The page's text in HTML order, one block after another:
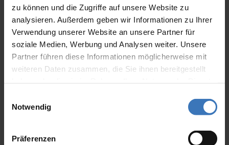
zu können und die Zugriffe auf unsere Website zu
analysieren. Außerdem geben wir Informationen zu Ihrer
Verwendung unserer Website an unsere Partner für
soziale Medien, Werbung und Analysen weiter. Unsere
Partner führen diese Informationen möglicherweise mit
weiteren Daten zusammen, die Sie ihnen bereitgestellt
Notwendig
Präferenzen